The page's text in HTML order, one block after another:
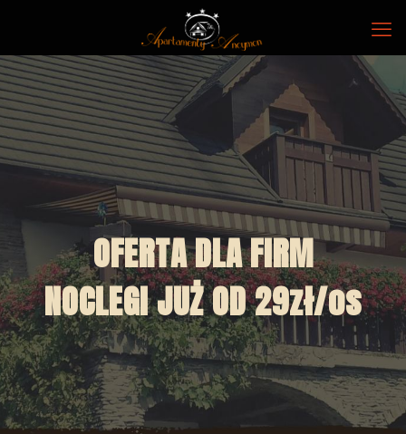
OFERTA DLA FIRM
NOCLEGI JUŻ OD 29zł/os